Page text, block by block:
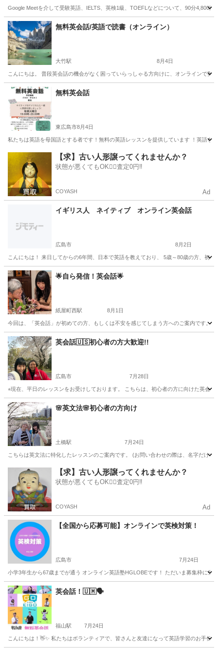
Google Meetを介して受験英語、IELTS、英検1級、TOEFLなどについて、90分4,800
広島 広島市 英語/基礎英語
無料英会話/英語で読書（オンライン）
大竹駅 8月4日
こんにちは。 普段英会話の機会がなく困っていらっしゃる方向けに、オンラインで
広島 大竹市 大竹駅
無料英会話
東広島市8月4日
私たちは英語を母国語とする者です！無料の英語レッスンを提供しています ！英語
英会話 無料
【求】古い人形譲ってくれませんか？
状態が悪くてもOK🙆‍♀️査定0円‼️
COYASH Ad
イギリス人 ネイティブ オンライン英会話
広島市 8月2日
こんにちは！ 来日してからの6年間、日本で英語を教えており、 5歳～80歳の方、初
広島 広島市 その他 イギリス人
🌟自ら発信！英会話🌟
紙屋町西駅 8月1日
今回は、「英会話」が初めての方、もしくは不安を感じてしまう方へのご案内です。
広島 広島市 紙屋町西駅 英語 外国人
英会話🇺🇸初心者の方大歓迎!!
広島市 7月28日
⭐︎現在、平日のレッスンをお受けしております。 こちらは、初心者の方に向けた英会
広島 広島市 英会話
🌸英文法🌸初心者の方向け
土橋駅 7月24日
こちらは英文法に特化したレッスンのご案内です。 (お問い合わせの際は、名字だけ
広島市 土橋駅 英語/基礎英語 英文法
【求】古い人形譲ってくれませんか？
状態が悪くてもOK🙆‍♀️査定0円‼️
COYASH Ad
【全国から応募可能】オンラインで英検対策！
広島市 7月24日
小学3年生から67歳までが通う オンライン英語塾HGLOBEです！ ただいま募集枠に
広島 広島市 英検 オンライン
英会話！🇺🇲🗣
福山駅 7月24日
こんにちは！👋✨ 私たちはボランティアで、皆さんと友達になって英語学習のお手